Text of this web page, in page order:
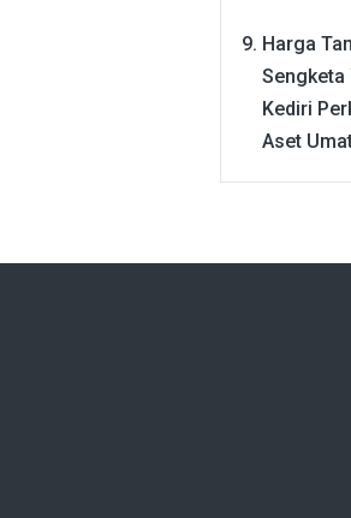
Harga
Sengketa
Kediri
Aset